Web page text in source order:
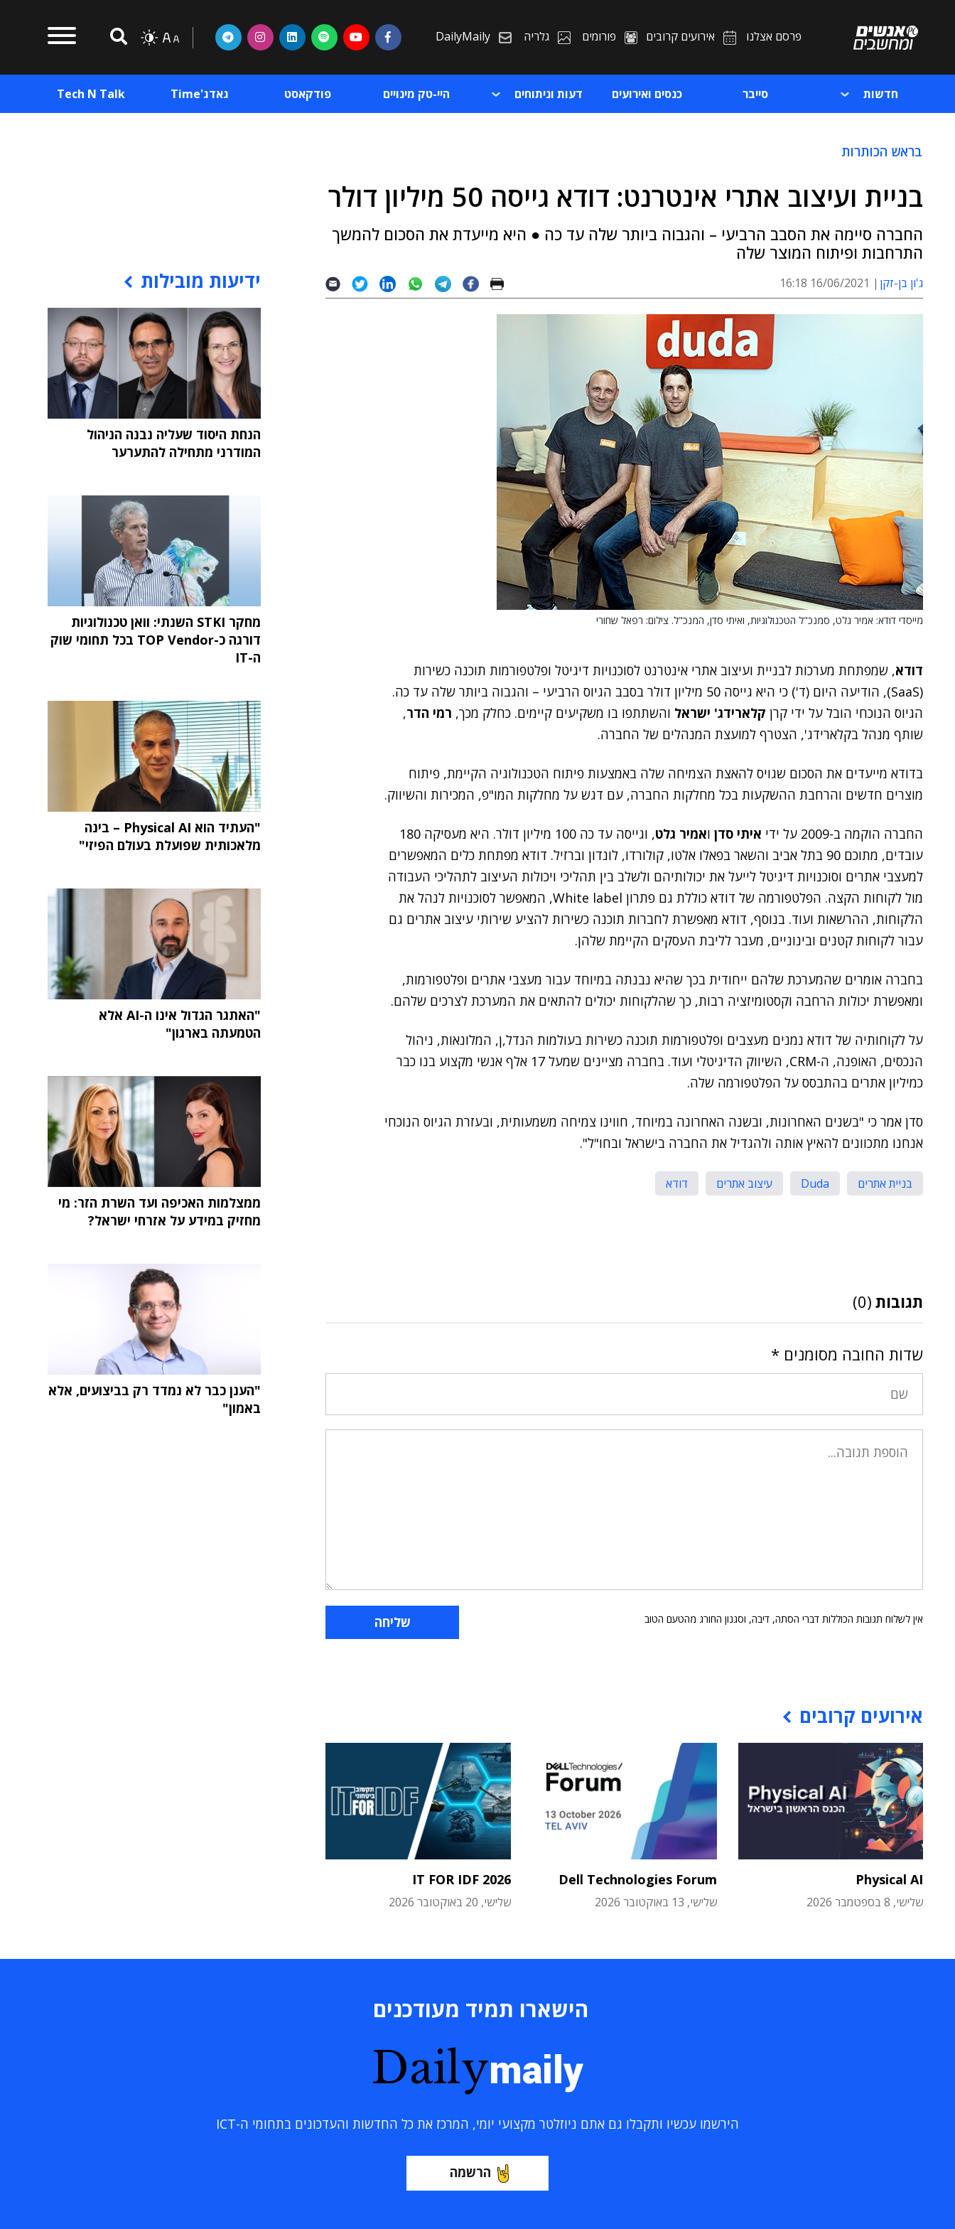
פרסם אצלנו אירועים קרובים פורומים גלריה DailyMaily
חדשות סייבר כנסים ואירועים דעות וניתוחים היי-טק מינויים פודקאסט גאדג'Time Tech N Talk
בראש הכותרות
בניית ועיצוב אתרי אינטרנט: דודא גייסה 50 מיליון דולר
החברה סיימה את הסבב הרביעי – והגבוה ביותר שלה עד כה ● היא מייעדת את הסכום להמשך
התרחבות ופיתוח המוצר שלה
ג'ון בן-זקן 16/06/2021 16:18
מייסדי דודא: אמיר גלט, סמנכ"ל הטכנולוגיות, ואיתי סדן, המנכ"ל. צילום: רפאל שחורי
דודא, שמפתחת מערכות לבניית ועיצוב אתרי אינטרנט לסוכנויות דיגיטל ופלטפורמות תוכנה כשירות
(SaaS), הודיעה היום (ד') כי היא גייסה 50 מיליון דולר בסבב הגיוס הרביעי – והגבוה ביותר שלה עד כה.
הגיוס הנוכחי הובל על ידי קרן קלארידג' ישראל והשתתפו בו משקיעים קיימים. כחלק מכך, רמי הדר,
שותף מנהל בקלארידג', הצטרף למועצת המנהלים של החברה.
בדודא מייעדים את הסכום שגויס להאצת הצמיחה שלה באמצעות פיתוח הטכנולוגיה הקיימת, פיתוח
מוצרים חדשים והרחבת ההשקעות בכל מחלקות החברה, עם דגש על מחלקות המו"פ, המכירות והשיווק.
החברה הוקמה ב-2009 על ידי איתי סדן ואמיר גלט
, וגייסה עד כה 100 מיליון דולר. היא מעסיקה 180
עובדים, מתוכם 90 בתל אביב והשאר בפאלו אלטו, קולורדו, לונדון וברזיל. דודא מפתחת כלים המאפשרים
למעצבי אתרים וסוכנויות דיגיטל לייעל את יכולותיהם ולשלב בין תהליכי ויכולות העיצוב לתהליכי העבודה
מול לקוחות הקצה. הפלטפורמה של דודא כוללת גם פתרון White label, המאפשר לסוכנויות לנהל את
הלקוחות, ההרשאות ועוד. בנוסף, דודא מאפשרת לחברות תוכנה כשירות להציע שירותי עיצוב אתרים גם
עבור לקוחות קטנים ובינוניים, מעבר לליבת העסקים הקיימת שלהן.
בחברה אומרים שהמערכת שלהם ייחודית בכך שהיא נבנתה במיוחד עבור מעצבי אתרים ופלטפורמות,
ומאפשרת יכולות הרחבה וקסטומיזציה רבות, כך שהלקוחות יכולים להתאים את המערכת לצרכים שלהם.
על לקוחותיה של דודא נמנים מעצבים ופלטפורמות תוכנה כשירות בעולמות הנדל,ן, המלונאות, ניהול
הנכסים, האופנה, ה-CRM, השיווק הדיגיטלי ועוד. בחברה מציינים שמעל 17 אלף אנשי מקצוע בנו כבר
כמיליון אתרים בהתבסס על הפלטפורמה שלה.
סדן אמר כי "בשנים האחרונות, ובשנה האחרונה במיוחד, חווינו צמיחה משמעותית, ובעזרת הגיוס הנוכחי
אנחנו מתכוונים להאיץ אותה ולהגדיל את החברה בישראל ובחו"ל".
בניית אתרים Duda עיצוב אתרים דודא
תגובות (0)
שדות החובה מסומנים *
אין לשלוח תגובות הכוללות דברי הסתה, דיבה, וסגנון החורג מהטעם הטוב
אירועים קרובים
Physical AI
שלישי, 8 בספטמבר 2026
Dell Technologies Forum
שלישי, 13 באוקטובר 2026
IT FOR IDF 2026
שלישי, 20 באוקטובר 2026
ידיעות מובילות
הנחת היסוד שעליה נבנה הניהול
המודרני מתחילה להתערער
מחקר STKI השנתי: וואן טכנולוגיות
דורגה כ-TOP Vendor בכל תחומי שוק
ה-IT
"העתיד הוא Physical AI – בינה
מלאכותית שפועלת בעולם הפיזי"
"האתגר הגדול אינו ה-AI אלא
הטמעתה בארגון"
ממצלמות האכיפה ועד השרת הזר: מי
מחזיק במידע על אזרחי ישראל?
"הענן כבר לא נמדד רק בביצועים, אלא
באמון"
הישארו תמיד מעודכנים
Dailymaily
הירשמו עכשיו ותקבלו גם אתם ניוזלטר מקצועי יומי, המרכז את כל החדשות והעדכונים בתחומי ה-ICT
הרשמה